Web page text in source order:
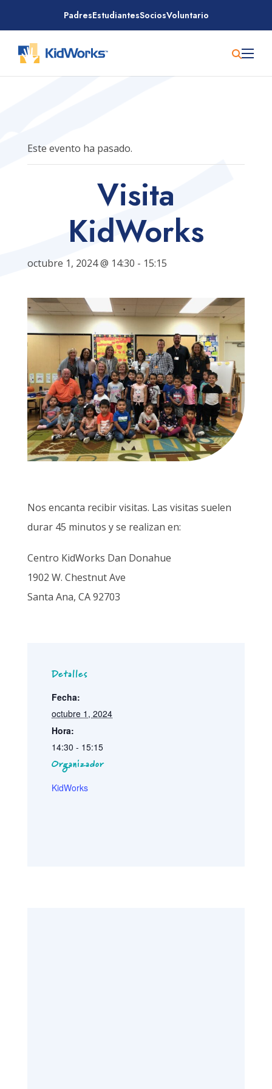
contenido
PadresEstudiantesSociosVoluntario
Este evento ha pasado.
Visita
KidWorks
octubre 1, 2024 @ 14:30 - 15:15
Nos encanta recibir visitas. Las visitas suelen
durar 45 minutos y se realizan en:
Centro KidWorks Dan Donahue
1902 W. Chestnut Ave
Santa Ana, CA 92703
Detalles
Fecha:
octubre 1, 2024
Hora:
14:30 - 15:15
Organizador
KidWorks